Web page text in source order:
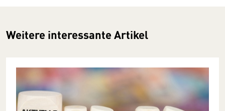
Weitere interessante Artikel